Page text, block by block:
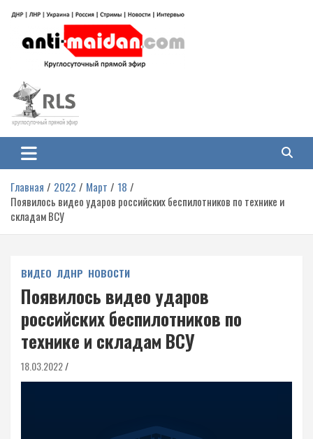
содержимому
Антимайдан: Гражданская война
на Украине
гражданской войне на Украине, включая события в Новороссии, ДНР,
ЛНР и других регионах.
Главная 2022 Март
18
Появилось видео ударов российских беспилотников по технике и
складам ВСУ
ВИДЕО ЛДНР НОВОСТИ
Появилось видео ударов
российских беспилотников по
технике и складам ВСУ
18.03.2022